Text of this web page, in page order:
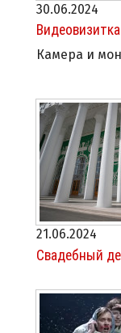
30.06.2024
Камера и
21.06.2024
Свадебный